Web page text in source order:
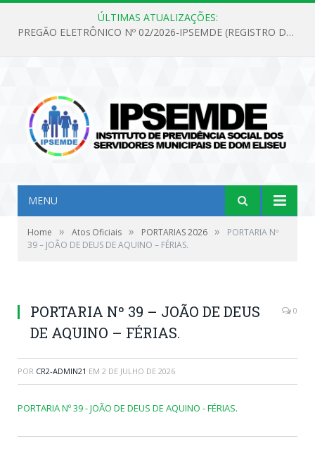
ÚLTIMAS ATUALIZAÇÕES:
PREGÃO ELETRÔNICO Nº 02/2026-IPSEMDE (REGISTRO DE PREÇOS PARA FUTURA E EVENTUAL AQUISIÇÃO DE MATERIAL DE LIMPEZA E GÊNEROS ALIMENTÍCIOS PARA ATENDER AS NECESSIDADES DO INSTITUTO DE PREVIDÊNCIA SOCIAL DOS SERVIDORES MUNICIPAIS DE DOM ELISEU.)
MENU
Home » Atos Oficiais » PORTARIAS 2026 »
PORTARIA Nº
39 – JOÃO DE DEUS DE AQUINO – FÉRIAS.
PORTARIA Nº 39 – JOÃO DE DEUS
DE AQUINO – FÉRIAS.
0
POR CR2-ADMIN21 EM 2 DE JULHO DE 2026
PORTARIA Nº 39 - JOÃO DE DEUS DE AQUINO - FÉRIAS.